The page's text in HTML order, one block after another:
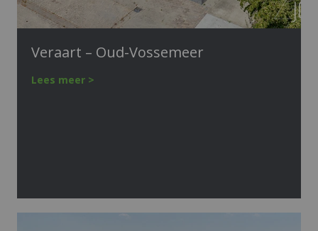
Veraart – Oud-Vossemeer
Lees meer >